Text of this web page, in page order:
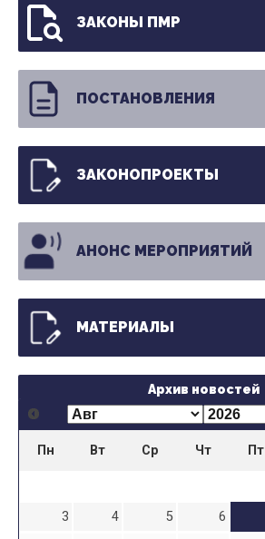
ЗАКОНЫ ПМР
ПОСТАНОВЛЕНИЯ
ЗАКОНОПРОЕКТЫ
АНОНС МЕРОПРИЯТИЙ
МАТЕРИАЛЫ
Архив новостей
Пн Вт Ср Чт Пт
3
4 5 6